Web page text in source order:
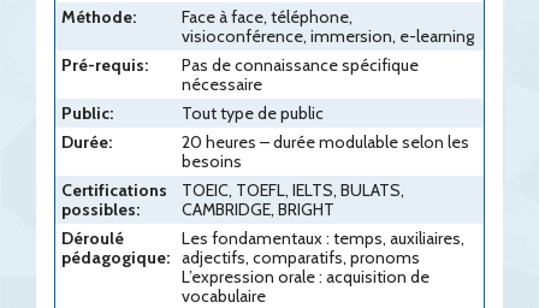
Méthode:
Face à face, téléphone,
visioconférence, immersion, e-learning
Pré-requis:
Pas de connaissance spécifique
nécessaire
Public:
Tout type de public
Durée:
20 heures – durée modulable selon les
besoins
Certifications
possibles:
TOEIC, TOEFL, IELTS, BULATS,
CAMBRIDGE, BRIGHT
Déroulé
pédagogique:
Les fondamentaux : temps, auxiliaires,
adjectifs, comparatifs, pronoms
L’expression orale : acquisition de
vocabulaire